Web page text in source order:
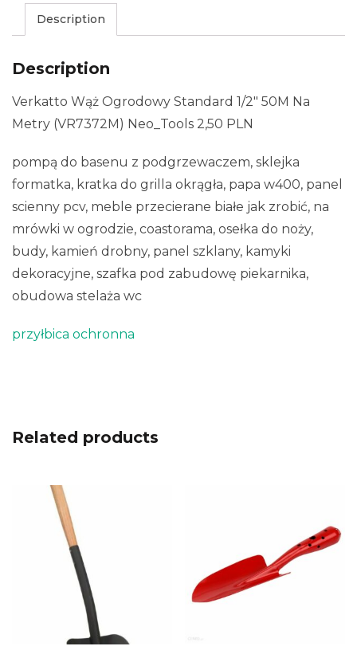
Description
Description
Verkatto Wąż Ogrodowy Standard 1/2″ 50M Na
Metry (VR7372M) Neo_Tools 2,50 PLN
pompą do basenu z podgrzewaczem, sklejka
formatka, kratka do grilla okrągła, papa w400, panel
scienny pcv, meble przecierane białe jak zrobić, na
mrówki w ogrodzie, coastorama, osełka do noży,
budy, kamień drobny, panel szklany, kamyki
dekoracyjne, szafka pod zabudowę piekarnika,
obudowa stelaża wc
przyłbica ochronna
Related products